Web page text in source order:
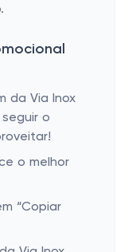
da Via Inox
o
o melhor
“Copiar